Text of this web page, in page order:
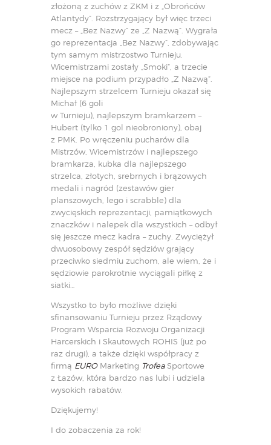
złożoną z zuchów z ZKM i z „Obrońców
Atlantydy”. Rozstrzygający był więc trzeci
mecz – „Bez Nazwy” ze „Z Nazwą”. Wygrała
go reprezentacja „Bez Nazwy”, zdobywając
tym samym mistrzostwo Turnieju.
Wicemistrzami zostały „Smoki”, a trzecie
miejsce na podium przypadło „Z Nazwą”.
Najlepszym strzelcem Turnieju okazał się
Michał (6 goli
w Turnieju), najlepszym bramkarzem –
Hubert (tylko 1 gol nieobroniony), obaj
z PMK. Po wręczeniu pucharów dla
Mistrzów, Wicemistrzów i najlepszego
bramkarza, kubka dla najlepszego
strzelca, złotych, srebrnych i brązowych
medali i nagród (zestawów gier
planszowych, lego i scrabble) dla
zwycięskich reprezentacji, pamiątkowych
znaczków i nalepek dla wszystkich – odbył
się jeszcze mecz kadra – zuchy. Zwyciężył
dwuosobowy zespół sędziów grający
przeciwko siedmiu zuchom, ale wiem, że i
sędziowie parokrotnie wyciągali piłkę z
siatki…
Wszystko to było możliwe dzięki
sfinansowaniu Turnieju przez Rządowy
Program Wsparcia Rozwoju Organizacji
Harcerskich i Skautowych ROHIS (już po
raz drugi), a także dzięki współpracy z
firmą EUROMarketing TrofeaSportowe
z Łazów, która bardzo nas lubi i udziela
wysokich rabatów.
Dziękujemy!
I do zobaczenia za rok!